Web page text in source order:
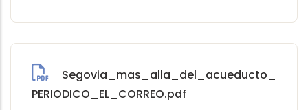
Segovia_mas_alla_del_acueducto_
PERIODICO_EL_CORREO.pdf